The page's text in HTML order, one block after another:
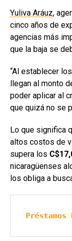
Yuliva Aráuz,
cinco años de
agencias más
que la baja se
“Al establecer
llegan al monto
poder aplicar al
que quizá no se
Lo que significa
altos costos de
supera los
nicaragüenses
los obliga a